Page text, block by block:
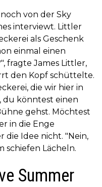
von der Sky
interviewt. Littler
als Geschenk
einmal einen
fragte James Littler,
den Kopf schüttelte.
die wir hier in
du könntest einen
gehst. Möchtest
in die Enge
Idee nicht. "Nein,
schiefen Lächeln.
Summer